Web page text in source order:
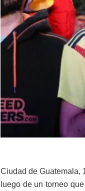
Ciudad de Guatemala,
luego de un torneo